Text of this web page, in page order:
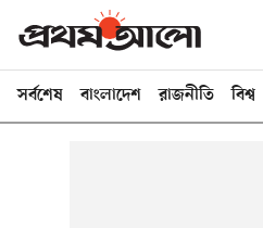
সর্বশেষ বাংলাদেশ রাজনীতি বিশ্ব